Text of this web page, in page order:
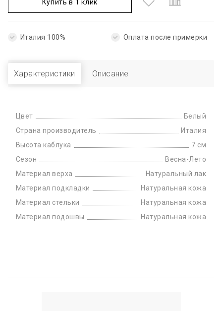
Купить в 1 клик
Италия 100% Оплата после примерки
Характеристики Описание
Цвет
Белый
Страна производитель
Италия
Высота каблука
7 см
Сезон
Весна-Лето
Материал верха
Натуральный лак
Материал подкладки
Натуральная кожа
Материал стельки
Натуральная кожа
Материал подошвы
Натуральная кожа